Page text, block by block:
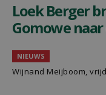
Loek Berger
Gomowe
NIEUWS
Wijnand Meijboom,